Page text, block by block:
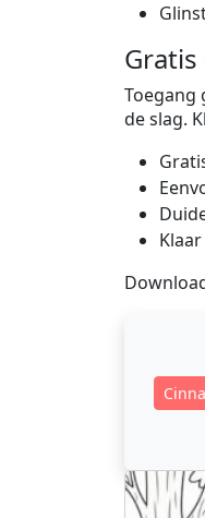
Toegang
de slag.